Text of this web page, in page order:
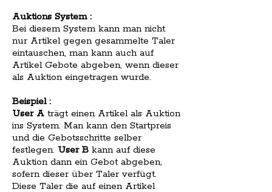
Auktions System :
Bei diesem System kann man nicht
nur Artikel gegen gesammelte Taler
eintauschen, man kann auch auf
Artikel Gebote abgeben, wenn dieser
als Auktion eingetragen wurde.
Beispiel :
User A trägt einen Artikel als Auktion
ins System. Man kann den Startpreis
und die Gebotsschritte selber
festlegen. User B kann auf diese
Auktion dann ein Gebot abgeben,
sofern dieser über Taler verfügt.
Diese Taler die auf einen Artikel